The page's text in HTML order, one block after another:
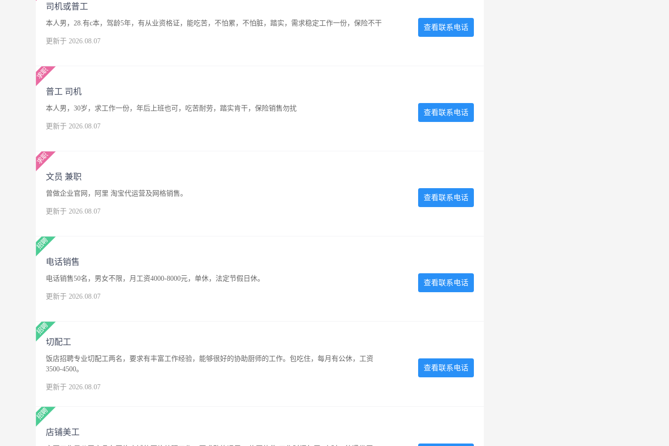
司机或普工
本人男，28.有c本，驾龄5年，有从业资格证，能吃苦，不怕累，不怕脏，踏实，需求稳定工作一份，保险不干
更新于 2026.08.07
查看联系电话
普工 司机
本人男，30岁，求工作一份，年后上班也可，吃苦耐劳，踏实肯干，保险销售勿扰
更新于 2026.08.07
查看联系电话
文员 兼职
曾做企业官网，阿里 淘宝代运营及网格销售。
更新于 2026.08.07
查看联系电话
电话销售
电话销售50名，男女不限，月工资4000-8000元，单休，法定节假日休。
更新于 2026.08.07
查看联系电话
切配工
饭店招聘专业切配工两名，要求有丰富工作经验，能够很好的协助厨师的工作。包吃住，每月有公休，工资
3500-4500。
更新于 2026.08.07
查看联系电话
店铺美工